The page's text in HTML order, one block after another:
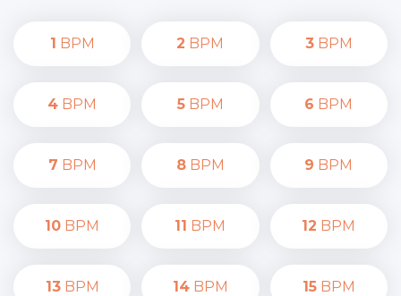
1 BPM 2 BPM 3BPM
4 BPM 5BPM 6 BPM
7 BPM 8BPM 9 BPM
10 BPM 11 BPM 12 BPM
13BPM 14BPM 15BPM